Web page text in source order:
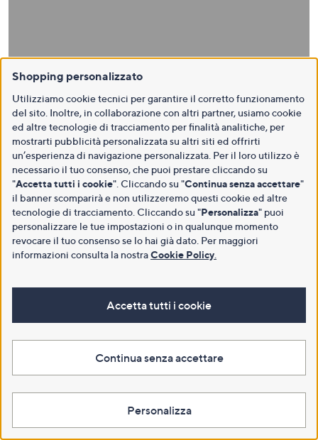
Shopping personalizzato
Utilizziamo cookie tecnici per garantire il corretto funzionamento
del sito. Inoltre, in collaborazione con altri partner, usiamo cookie
ed altre tecnologie di tracciamento per finalità analitiche, per
mostrarti pubblicità personalizzata su altri siti ed offrirti
un’esperienza di navigazione personalizzata. Per il loro utilizzo è
necessario il tuo consenso, che puoi prestare cliccando su
"Accetta tutti i cookie". Cliccando su "Continua senza accettare"
il banner scomparirà e non utilizzeremo questi cookie ed altre
tecnologie di tracciamento. Cliccando su "Personalizza" puoi
personalizzare le tue impostazioni o in qualunque momento
revocare il tuo consenso se lo hai già dato. Per maggiori
informazioni consulta la nostraCookie Policy
Accetta tutti i cookie
Continua senza accettare
Personalizza